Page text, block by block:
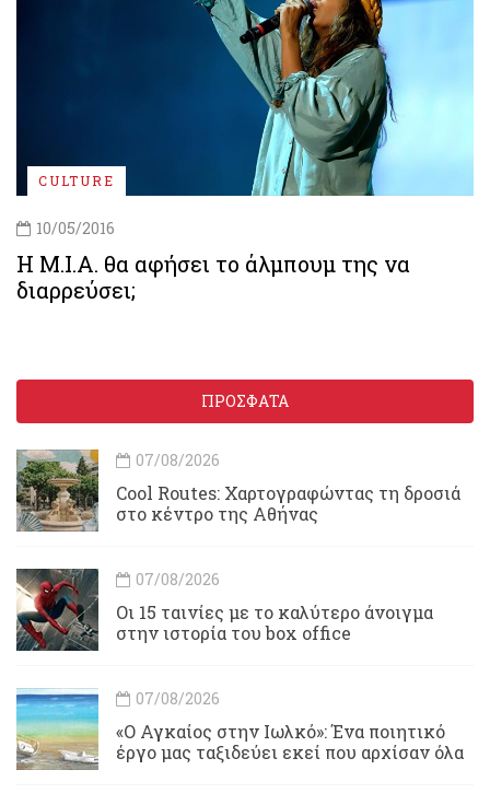
CULTURE
10/05/2016
Η M.I.A. θα αφήσει το άλμπουμ της να
διαρρεύσει;
ΠΡΟΣΦΑΤΑ
07/08/2026
Cool Routes: Χαρτογραφώντας τη δροσιά
στο κέντρο της Αθήνας
07/08/2026
Οι 15 ταινίες με το καλύτερο άνοιγμα
στην ιστορία του box office
07/08/2026
«Ο Αγκαίος στην Ιωλκό»: Ένα ποιητικό
έργο μας ταξιδεύει εκεί που αρχίσαν όλα